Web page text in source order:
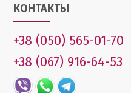
КОНТАКТЫ
+38 (050) 565-01-70
+38 (067) 916-64-53